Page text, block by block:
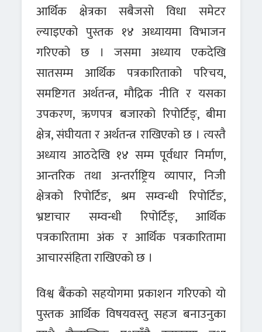
आर्थिक क्षेत्रका सबैजसो विधा समेटर
ल्याइएको पुस्तक १४ अध्यायमा विभाजन
गरिएको छ । जसमा अध्याय एकदेखि
सातसम्म आर्थिक पत्रकारिताको परिचय,
समष्टिगत अर्थतन्त्र, मौद्रिक नीति र यसका
उपकरण, ऋणपत्र बजारको रिपोर्टिङ्, बीमा
क्षेत्र, संघीयता र अर्थतन्त्र राखिएको छ । त्यस्तै
अध्याय आठदेखि १४ सम्म पूर्वधार निर्माण,
आन्तरिक तथा अन्तर्राष्ट्रिय व्यापार, निजी
क्षेत्रको रिपोर्टिङ, श्रम सम्वन्धी रिपोर्टिङ,
भ्रष्टाचार सम्वन्धी रिपोर्टिङ्, आर्थिक
पत्रकारितामा अंक र आर्थिक पत्रकारितामा
आचारसंहिता राखिएको छ ।
विश्व बैंकको सहयोगमा प्रकाशन गरिएको यो
पुस्तक आर्थिक विषयवस्तु सहज बनाउनुका